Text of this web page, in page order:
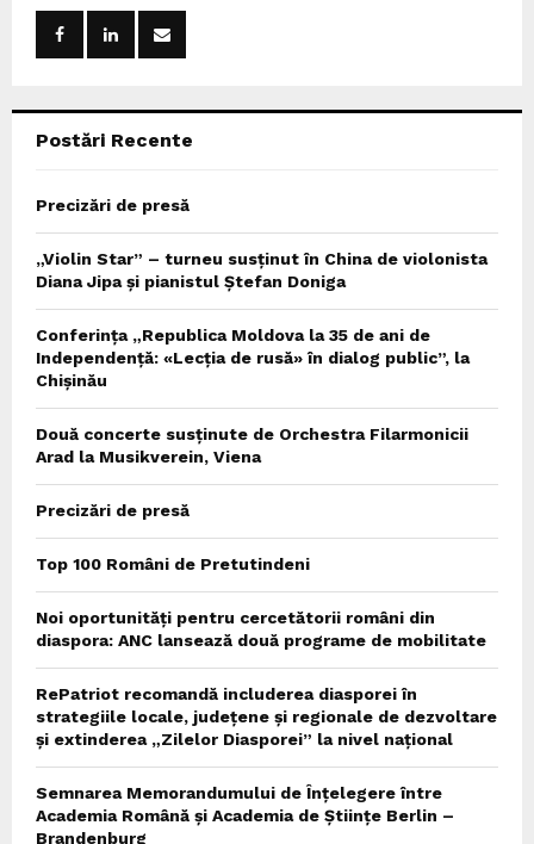
Postări Recente
Precizări de presă
„Violin Star” – turneu susținut în China de violonista
Diana Jipa și pianistul Ștefan Doniga
Conferința „Republica Moldova la 35 de ani de
Independență: «Lecția de rusă» în dialog public”, la
Chișinău
Două concerte susținute de Orchestra Filarmonicii
Arad la Musikverein, Viena
Precizări de presă
Top 100 Români de Pretutindeni
Noi oportunități pentru cercetătorii români din
diaspora: ANC lansează două programe de mobilitate
RePatriot recomandă includerea diasporei în
strategiile locale, județene și regionale de dezvoltare
și extinderea „Zilelor Diasporei” la nivel național
Semnarea Memorandumului de Înțelegere între
Academia Română și Academia de Științe Berlin –
Brandenburg